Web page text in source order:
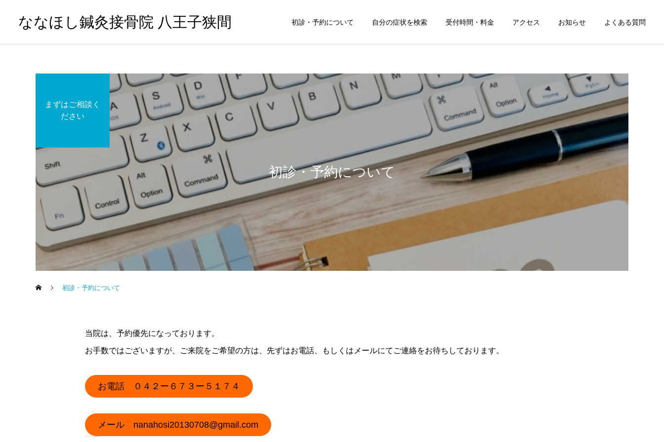
ななほし鍼灸接骨院 八王子狭間 初診・予約について 自分の症状を検索 受付時間・料金 アクセス お知らせ よくある質問
初診・予約について
まずはご相談く
ださい
初診・予約について
当院は、予約優先になっております。
お手数ではございますが、ご来院をご希望の方は、先ずはお電話、もしくはメールにてご連絡をお待ちしております。
お電話 ０４２ー６７３ー５１７４
メール nanahosi20130708@gmail.com